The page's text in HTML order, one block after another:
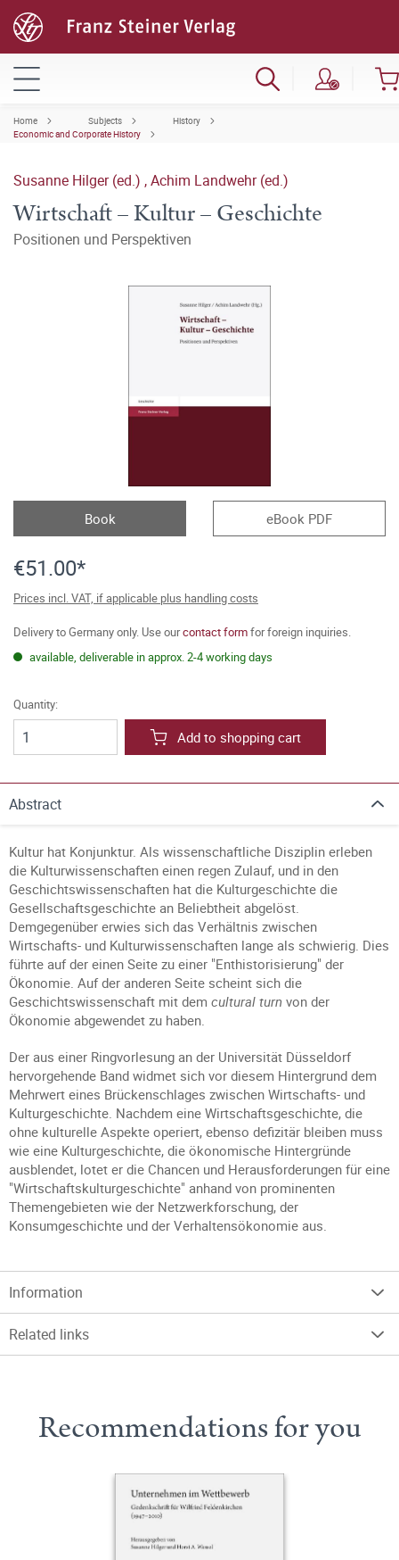
Home Subjects
History
Economic and Corporate History
Susanne Hilger (ed.) ,Achim Landwehr (ed.)
Wirtschaft – Kultur – Geschichte
Positionen und Perspektiven
Book eBook PDF
€51.00*
Prices incl. VAT, if applicable plus handling costs
Delivery to Germany only. Use ourcontact formfor foreign inquiries.
available, deliverable in approx. 2-4 working days
Quantity:
Add to shopping cart
Abstract
Kultur hat Konjunktur. Als wissenschaftliche Disziplin erleben
die Kulturwissenschaften einen regen Zulauf, und in den
Geschichtswissenschaften hat die Kulturgeschichte die
Gesellschaftsgeschichte an Beliebtheit abgelöst.
Demgegenüber erwies sich das Verhältnis zwischen
Wirtschafts- und Kulturwissenschaften lange als schwierig. Dies
führte auf der einen Seite zu einer "Enthistorisierung" der
Ökonomie. Auf der anderen Seite scheint sich die
Geschichtswissenschaft mit dem cultural turn von der
Ökonomie abgewendet zu haben.
Der aus einer Ringvorlesung an der Universität Düsseldorf
hervorgehende Band widmet sich vor diesem Hintergrund dem
Mehrwert eines Brückenschlages zwischen Wirtschafts- und
Kulturgeschichte. Nachdem eine Wirtschaftsgeschichte, die
ohne kulturelle Aspekte operiert, ebenso defizitär bleiben muss
wie eine Kulturgeschichte, die ökonomische Hintergründe
ausblendet, lotet er die Chancen und Herausforderungen für eine
"Wirtschaftskulturgeschichte" anhand von prominenten
Themengebieten wie der Netzwerkforschung, der
Konsumgeschichte und der Verhaltensökonomie aus.
Information
Related links
Recommendations for you